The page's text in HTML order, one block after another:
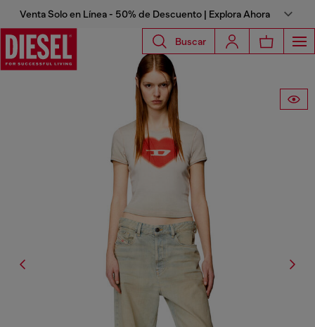
Venta Solo en Línea - 50% de Descuento | Explora Ahora
Buscar